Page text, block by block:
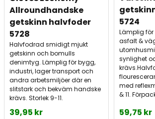
Allroundhandske
getskinn halvfoder
5728
Halvfodrad smidigt mjukt
getskinn och bomulls
denimtyg. Lämplig för bygg,
industri, lager transport och
andra arbetsmiljöer där en
slitstark och bekväm handske
krävs. Storlek 9-11.
39,95 kr
5724
Lämplig
asfalt &
synlighet
med
& 11.
59,75 kr